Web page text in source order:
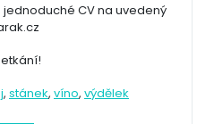
CV na uvedený
, stánek, víno, výdělek